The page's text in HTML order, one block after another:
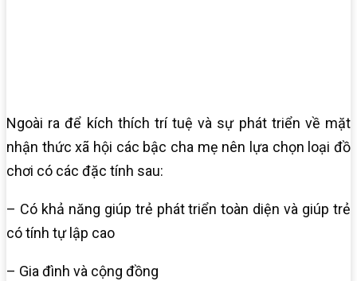
Ngoài ra để kích thích trí tuệ và sự phát triển về mặt
nhận thức xã hội các bậc cha mẹ nên lựa chọn loại đồ
chơi có các đặc tính sau:
– Có khả năng giúp trẻ phát triển toàn diện và giúp trẻ
có tính tự lập cao
– Gia đình và cộng đồng